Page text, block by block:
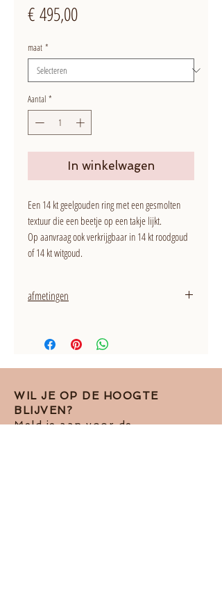
€ 495,00Prijs
maat *
Aantal *
In winkelwagen
Een 14 kt geelgouden ring met een gesmolten
textuur die een beetje op een takje lijkt.
Op aanvraag ook verkrijgbaar in 14 kt roodgoud
of 14 kt witgoud.
afmetingen
WIL JE OP DE HOOGTE
BLIJVEN?
Meld je aan voor de